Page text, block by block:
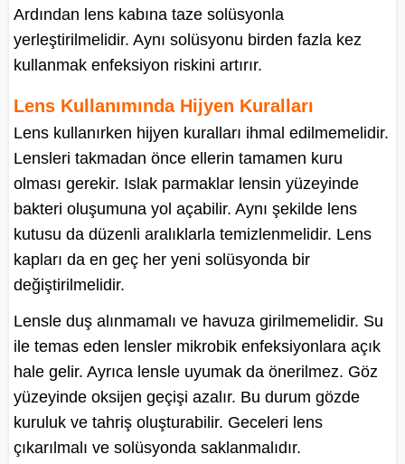
Ardından lens kabına taze solüsyonla
yerleştirilmelidir. Aynı solüsyonu birden fazla kez
kullanmak enfeksiyon riskini artırır.
Lens Kullanımında Hijyen Kuralları
Lens kullanırken hijyen kuralları ihmal edilmemelidir.
Lensleri takmadan önce ellerin tamamen kuru
olması gerekir. Islak parmaklar lensin yüzeyinde
bakteri oluşumuna yol açabilir. Aynı şekilde lens
kutusu da düzenli aralıklarla temizlenmelidir. Lens
kapları da en geç her yeni solüsyonda bir
değiştirilmelidir.
Lensle duş alınmamalı ve havuza girilmemelidir. Su
ile temas eden lensler mikrobik enfeksiyonlara açık
hale gelir. Ayrıca lensle uyumak da önerilmez. Göz
yüzeyinde oksijen geçişi azalır. Bu durum gözde
kuruluk ve tahriş oluşturabilir. Geceleri lens
çıkarılmalı ve solüsyonda saklanmalıdır.